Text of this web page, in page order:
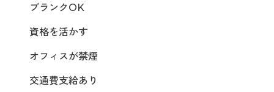
ブランクOK
資格を活かす
オフィスが禁煙
交通費支給あり